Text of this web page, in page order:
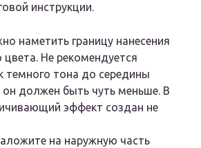
инструкции.
наметить границу нанесения
цвета. Не рекомендуется
темного тона до середины
он должен быть чуть меньше. В
эффект создан не
на наружную часть